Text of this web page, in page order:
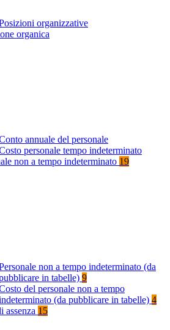
organizzative
organica
annuale del personale
personale tempo indeterminato
non a tempo indeterminato 19
non a tempo indeterminato (da
in tabelle) 9
del personale non a tempo
(da pubblicare in tabelle) 4
assenza 15